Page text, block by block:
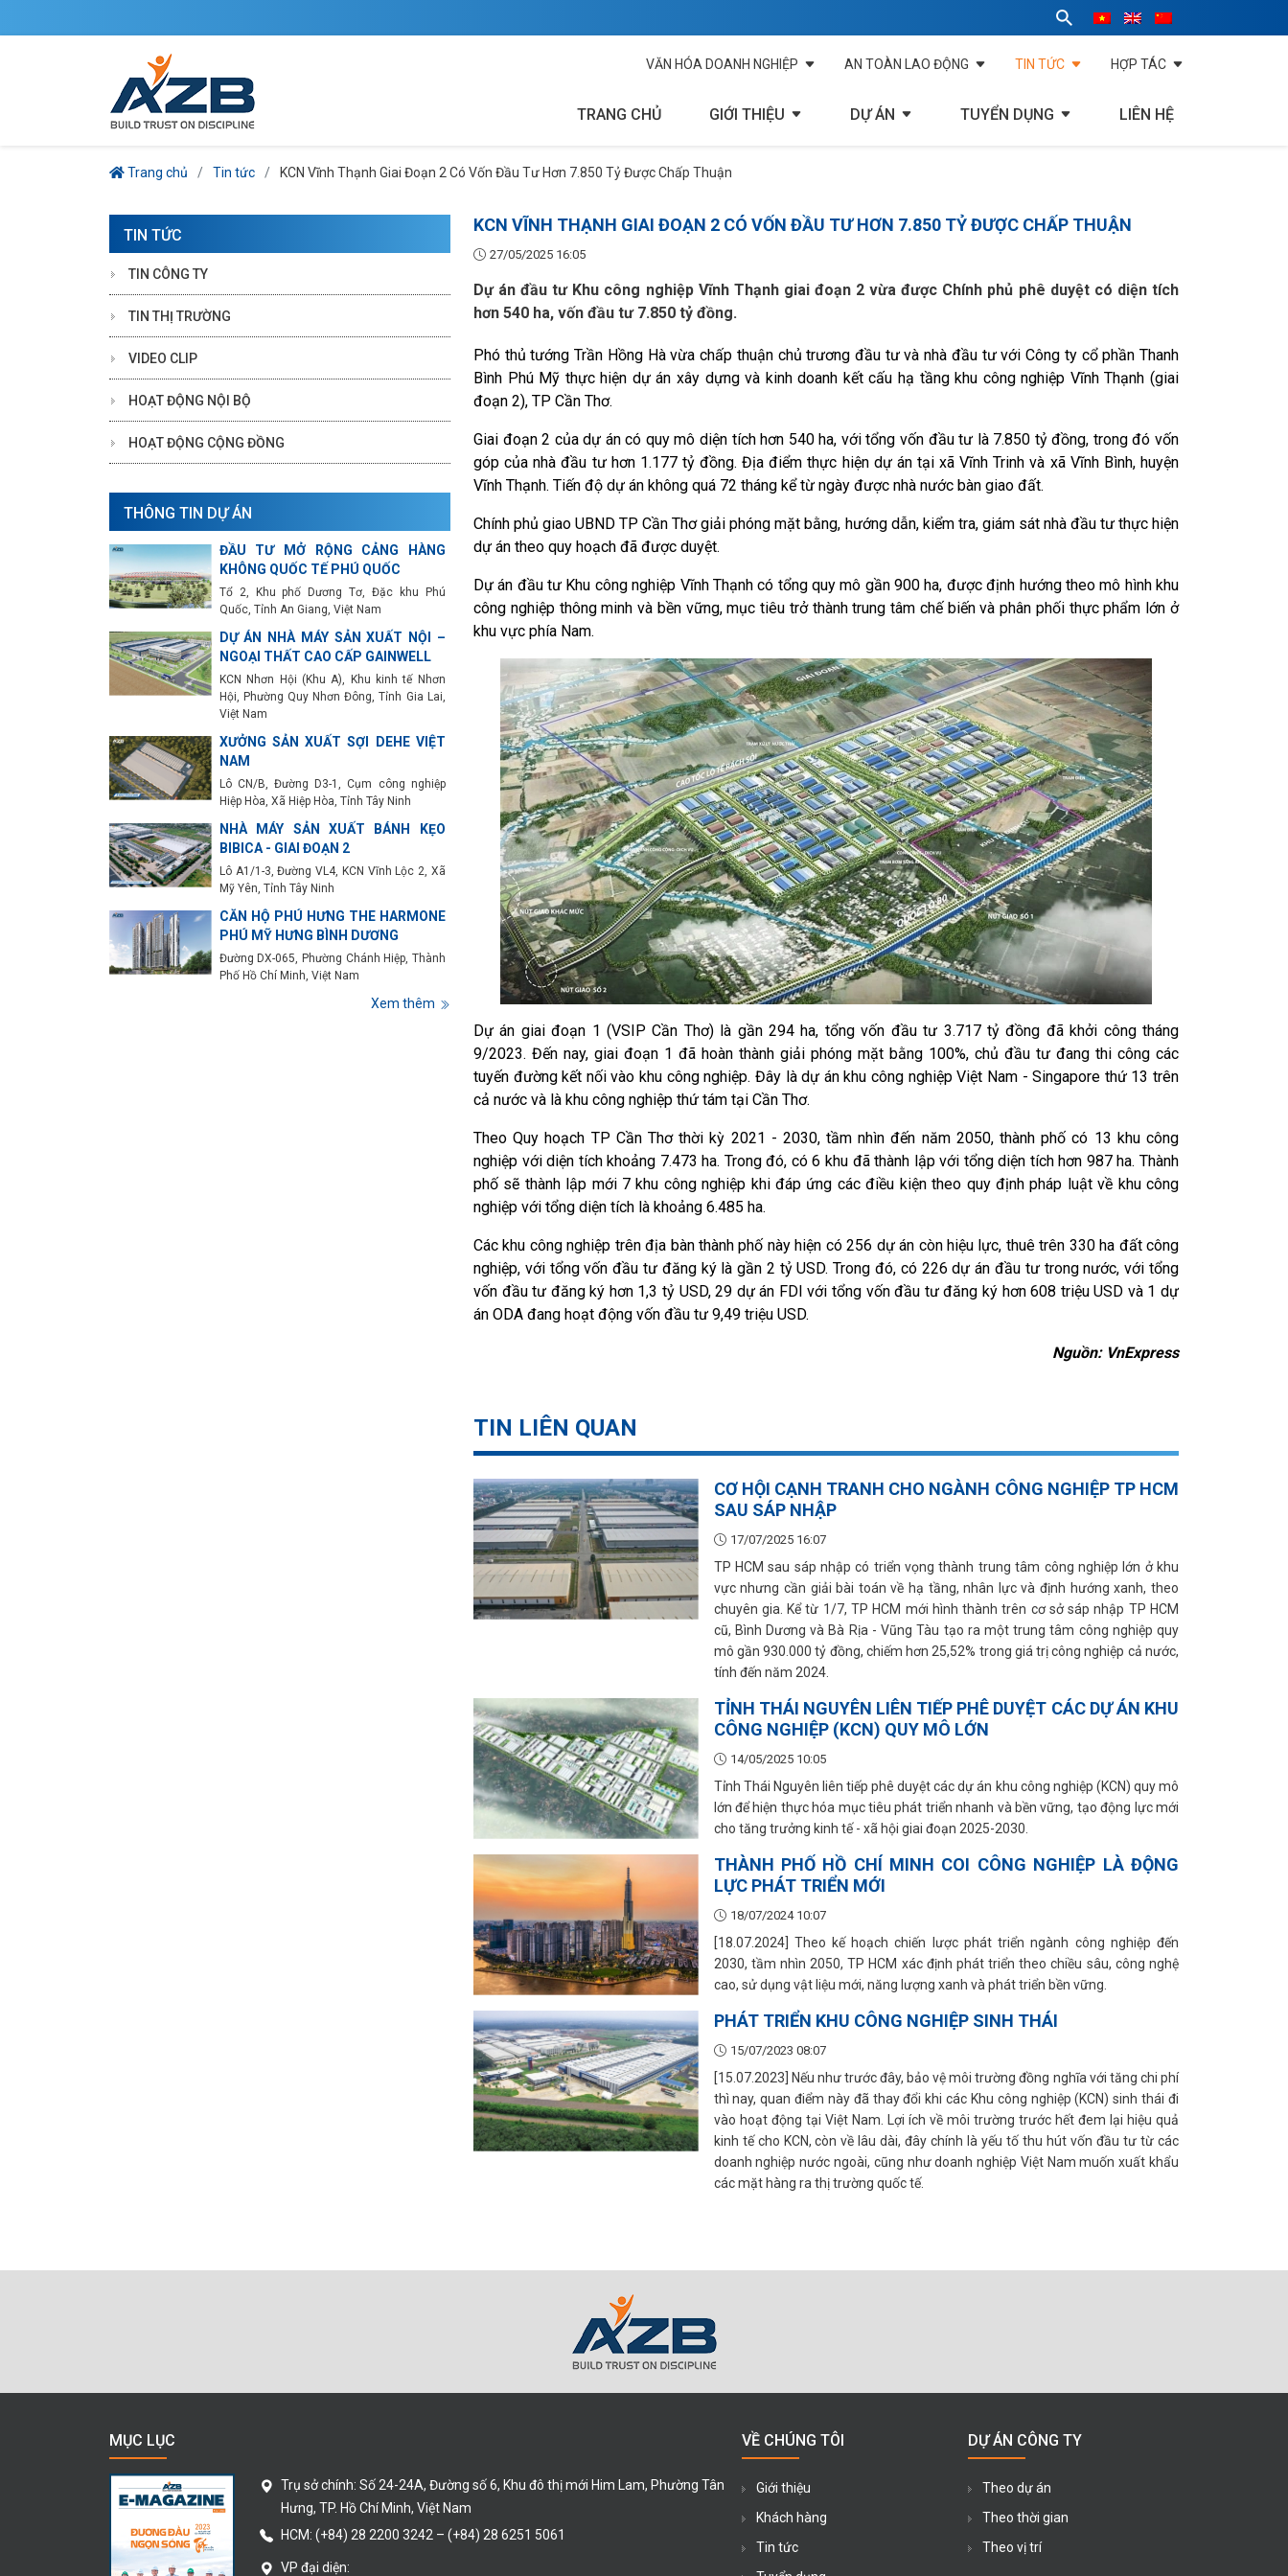
VĂN HÓA DOANH NGHIỆP AN TOÀN LAO ĐỘNG TIN TỨC HỢP TÁC
TRANG CHỦ GIỚI THIỆU DỰ ÁN TUYỂN DỤNG LIÊN HỆ
Trang chủ Tin tức KCN Vĩnh Thạnh Giai Đoạn 2 Có Vốn Đầu Tư Hơn 7.850 Tỷ Được Chấp Thuận
KCN VĨNH THẠNH GIAI ĐOẠN 2 CÓ VỐN ĐẦU TƯ HƠN 7.850 TỶ ĐƯỢC CHẤP THUẬN
27/05/2025 16:05
Dự án đầu tư Khu công nghiệp Vĩnh Thạnh giai đoạn 2 vừa được Chính phủ phê duyệt có diện tích
hơn 540 ha, vốn đầu tư 7.850 tỷ đồng.
Phó thủ tướng Trần Hồng Hà vừa chấp thuận chủ trương đầu tư và nhà đầu tư với Công ty cổ phần Thanh
Bình Phú Mỹ thực hiện dự án xây dựng và kinh doanh kết cấu hạ tầng khu công nghiệp Vĩnh Thạnh (giai
đoạn 2), TP Cần Thơ.
Giai đoạn 2 của dự án có quy mô diện tích hơn 540 ha, với tổng vốn đầu tư là 7.850 tỷ đồng, trong đó vốn
góp của nhà đầu tư hơn 1.177 tỷ đồng. Địa điểm thực hiện dự án tại xã Vĩnh Trinh và xã Vĩnh Bình, huyện
Vĩnh Thạnh. Tiến độ dự án không quá 72 tháng kể từ ngày được nhà nước bàn giao đất.
Chính phủ giao UBND TP Cần Thơ giải phóng mặt bằng, hướng dẫn, kiểm tra, giám sát nhà đầu tư thực hiện
dự án theo quy hoạch đã được duyệt.
Dự án đầu tư Khu công nghiệp Vĩnh Thạnh có tổng quy mô gần 900 ha, được định hướng theo mô hình khu
công nghiệp thông minh và bền vững, mục tiêu trở thành trung tâm chế biến và phân phối thực phẩm lớn ở
khu vực phía Nam.
Dự án giai đoạn 1 (VSIP Cần Thơ) là gần 294 ha, tổng vốn đầu tư 3.717 tỷ đồng đã khởi công tháng
9/2023. Đến nay, giai đoạn 1 đã hoàn thành giải phóng mặt bằng 100%, chủ đầu tư đang thi công các
tuyến đường kết nối vào khu công nghiệp. Đây là dự án khu công nghiệp Việt Nam - Singapore thứ 13 trên
cả nước và là khu công nghiệp thứ tám tại Cần Thơ.
Theo Quy hoạch TP Cần Thơ thời kỳ 2021 - 2030, tầm nhìn đến năm 2050, thành phố có 13 khu công
nghiệp với diện tích khoảng 7.473 ha. Trong đó, có 6 khu đã thành lập với tổng diện tích hơn 987 ha. Thành
phố sẽ thành lập mới 7 khu công nghiệp khi đáp ứng các điều kiện theo quy định pháp luật về khu công
nghiệp với tổng diện tích là khoảng 6.485 ha.
Các khu công nghiệp trên địa bàn thành phố này hiện có 256 dự án còn hiệu lực, thuê trên 330 ha đất công
nghiệp, với tổng vốn đầu tư đăng ký là gần 2 tỷ USD. Trong đó, có 226 dự án đầu tư trong nước, với tổng
vốn đầu tư đăng ký hơn 1,3 tỷ USD, 29 dự án FDI với tổng vốn đầu tư đăng ký hơn 608 triệu USD và 1 dự
án ODA đang hoạt động vốn đầu tư 9,49 triệu USD.
Nguồn: VnExpress
TIN LIÊN QUAN
CƠ HỘI CẠNH TRANH CHO NGÀNH CÔNG NGHIỆP TP HCM
SAU SÁP NHẬP
17/07/2025 16:07
TP HCM sau sáp nhập có triển vọng thành trung tâm công nghiệp lớn ở khu
vực nhưng cần giải bài toán về hạ tầng, nhân lực và định hướng xanh, theo
chuyên gia. Kể từ 1/7, TP HCM mới hình thành trên cơ sở sáp nhập TP HCM
cũ, Bình Dương và Bà Rịa - Vũng Tàu tạo ra một trung tâm công nghiệp quy
mô gần 930.000 tỷ đồng, chiếm hơn 25,52% trong giá trị công nghiệp cả nước,
tính đến năm 2024.
TỈNH THÁI NGUYÊN LIÊN TIẾP PHÊ DUYỆT CÁC DỰ ÁN KHU
CÔNG NGHIỆP (KCN) QUY MÔ LỚN
14/05/2025 10:05
Tỉnh Thái Nguyên liên tiếp phê duyệt các dự án khu công nghiệp (KCN) quy mô
lớn để hiện thực hóa mục tiêu phát triển nhanh và bền vững, tạo động lực mới
cho tăng trưởng kinh tế - xã hội giai đoạn 2025-2030.
THÀNH PHỐ HỒ CHÍ MINH COI CÔNG NGHIỆP LÀ ĐỘNG
LỰC PHÁT TRIỂN MỚI
18/07/2024 10:07
[18.07.2024] Theo kế hoạch chiến lược phát triển ngành công nghiệp đến
2030, tầm nhìn 2050, TP HCM xác định phát triển theo chiều sâu, công nghệ
cao, sử dụng vật liệu mới, năng lượng xanh và phát triển bền vững.
PHÁT TRIỂN KHU CÔNG NGHIỆP SINH THÁI
15/07/2023 08:07
[15.07.2023] Nếu như trước đây, bảo vệ môi trường đồng nghĩa với tăng chi phí
thì nay, quan điểm này đã thay đổi khi các Khu công nghiệp (KCN) sinh thái đi
vào hoạt động tại Việt Nam. Lợi ích về môi trường trước hết đem lại hiệu quả
kinh tế cho KCN, còn về lâu dài, đây chính là yếu tố thu hút vốn đầu tư từ các
doanh nghiệp nước ngoài, cũng như doanh nghiệp Việt Nam muốn xuất khẩu
các mặt hàng ra thị trường quốc tế.
TIN TỨC
TIN CÔNG TY
TIN THỊ TRƯỜNG
VIDEO CLIP
HOẠT ĐỘNG NỘI BỘ
HOẠT ĐỘNG CỘNG ĐỒNG
THÔNG TIN DỰ ÁN
ĐẦU TƯ MỞ RỘNG CẢNG HÀNG
KHÔNG QUỐC TẾ PHÚ QUỐC
Tổ 2, Khu phố Dương Tơ, Đặc khu Phú
Quốc, Tỉnh An Giang, Việt Nam
DỰ ÁN NHÀ MÁY SẢN XUẤT NỘI –
NGOẠI THẤT CAO CẤP GAINWELL
KCN Nhơn Hội (Khu A), Khu kinh tế Nhơn
Hội, Phường Quy Nhơn Đông, Tỉnh Gia Lai,
Việt Nam
XƯỞNG SẢN XUẤT SỢI DEHE VIỆT
NAM
Lô CN/B, Đường D3-1, Cụm công nghiệp
Hiệp Hòa, Xã Hiệp Hòa, Tỉnh Tây Ninh
NHÀ MÁY SẢN XUẤT BÁNH KẸO
BIBICA - GIAI ĐOẠN 2
Lô A1/1-3, Đường VL4, KCN Vĩnh Lộc 2, Xã
Mỹ Yên, Tỉnh Tây Ninh
CĂN HỘ PHÚ HƯNG THE HARMONE
PHÚ MỸ HƯNG BÌNH DƯƠNG
Đường DX-065, Phường Chánh Hiệp, Thành
Phố Hồ Chí Minh, Việt Nam
Xem thêm
MỤC LỤC
Trụ sở chính: Số 24-24A, Đường số 6, Khu đô thị mới Him Lam, Phường Tân
Hưng, TP. Hồ Chí Minh, Việt Nam
HCM: (+84) 28 2200 3242 – (+84) 28 6251 5061
VP đại diện:
VỀ CHÚNG TÔI
Giới thiệu
Khách hàng
Tin tức
DỰ ÁN CÔNG TY
Theo dự án
Theo thời gian
Theo vị trí